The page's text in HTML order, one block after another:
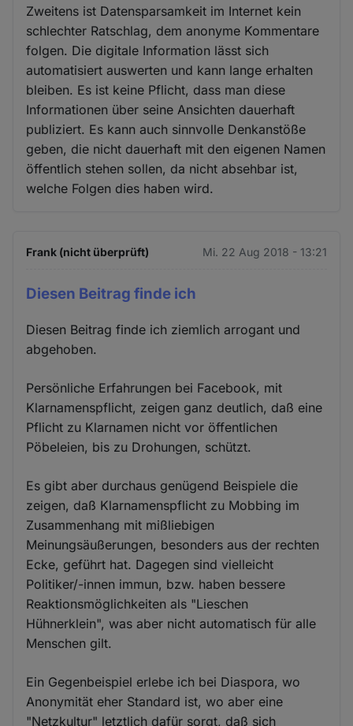
Zweitens ist Datensparsamkeit im Internet kein
schlechter Ratschlag, dem anonyme Kommentare
folgen. Die digitale Information lässt sich
automatisiert auswerten und kann lange erhalten
bleiben. Es ist keine Pflicht, dass man diese
Informationen über seine Ansichten dauerhaft
publiziert. Es kann auch sinnvolle Denkanstöße
geben, die nicht dauerhaft mit den eigenen Namen
öffentlich stehen sollen, da nicht absehbar ist,
welche Folgen dies haben wird.
Frank (nicht überprüft) Mi. 22 Aug 2018 - 13:21
Diesen Beitrag finde ich
Diesen Beitrag finde ich ziemlich arrogant und
abgehoben.
Persönliche Erfahrungen bei Facebook, mit
Klarnamenspflicht, zeigen ganz deutlich, daß eine
Pflicht zu Klarnamen nicht vor öffentlichen
Pöbeleien, bis zu Drohungen, schützt.
Es gibt aber durchaus genügend Beispiele die
zeigen, daß Klarnamenspflicht zu Mobbing im
Zusammenhang mit mißliebigen
Meinungsäußerungen, besonders aus der rechten
Ecke, geführt hat. Dagegen sind vielleicht
Politiker/-innen immun, bzw. haben bessere
Reaktionsmöglichkeiten als "Lieschen
Hühnerklein", was aber nicht automatisch für alle
Menschen gilt.
Ein Gegenbeispiel erlebe ich bei Diaspora, wo
Anonymität eher Standard ist, wo aber eine
"Netzkultur" letztlich dafür sorgt, daß sich